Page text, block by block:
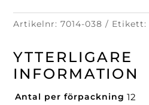
Artikelnr:7014-038 Etikett:
YTTERLIGARE
INFORMATION
Antal per förpackning 12